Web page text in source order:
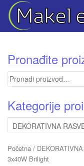
Pronađite
Pretraga
Kategorije
Početna /
3x40W Brilight